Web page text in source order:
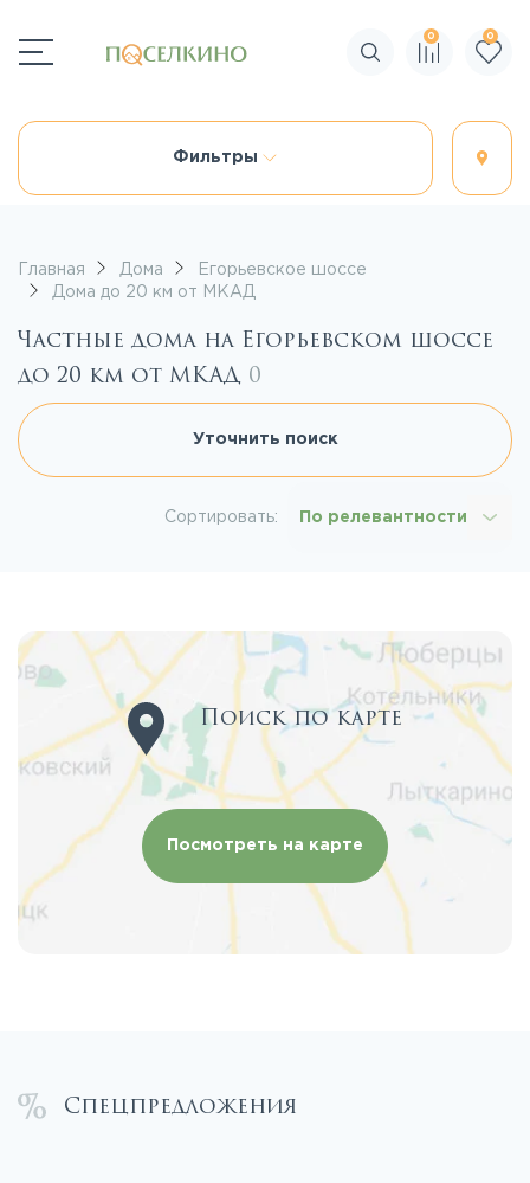
Поиск по сайту
0 0
Фильтры
Главная Дома
Егорьевское шоссе
Дома до 20 км от МКАД
Частные дома на Егорьевском шоссе
до 20 км от МКАД 0
Уточнить поиск
Сортировать: По релевантности
Поиск по карте
Посмотреть на карте
Спецпредложения